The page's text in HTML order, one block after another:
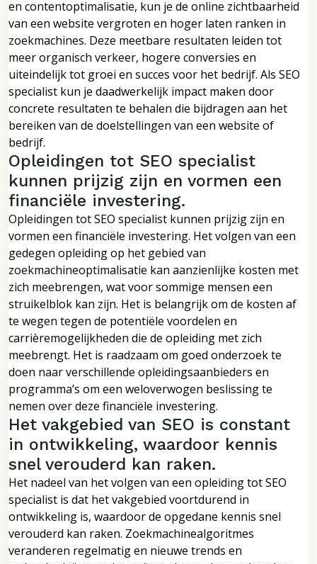
en contentoptimalisatie, kun je de online zichtbaarheid
van een website vergroten en hoger laten ranken in
zoekmachines. Deze meetbare resultaten leiden tot
meer organisch verkeer, hogere conversies en
uiteindelijk tot groei en succes voor het bedrijf. Als SEO
specialist kun je daadwerkelijk impact maken door
concrete resultaten te behalen die bijdragen aan het
bereiken van de doelstellingen van een website of
bedrijf.
Opleidingen tot SEO specialist
kunnen prijzig zijn en vormen een
financiële investering.
Opleidingen tot SEO specialist kunnen prijzig zijn en
vormen een financiële investering. Het volgen van een
gedegen opleiding op het gebied van
zoekmachineoptimalisatie kan aanzienlijke kosten met
zich meebrengen, wat voor sommige mensen een
struikelblok kan zijn. Het is belangrijk om de kosten af
te wegen tegen de potentiële voordelen en
carrièremogelijkheden die de opleiding met zich
meebrengt. Het is raadzaam om goed onderzoek te
doen naar verschillende opleidingsaanbieders en
programma’s om een weloverwogen beslissing te
nemen over deze financiële investering.
Het vakgebied van SEO is constant
in ontwikkeling, waardoor kennis
snel verouderd kan raken.
Het nadeel van het volgen van een opleiding tot SEO
specialist is dat het vakgebied voortdurend in
ontwikkeling is, waardoor de opgedane kennis snel
verouderd kan raken. Zoekmachinealgoritmes
veranderen regelmatig en nieuwe trends en